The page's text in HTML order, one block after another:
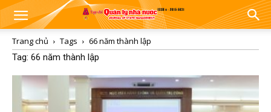
Trang chủ Tags
66 năm thành lập
Tag: 66 năm thành lập